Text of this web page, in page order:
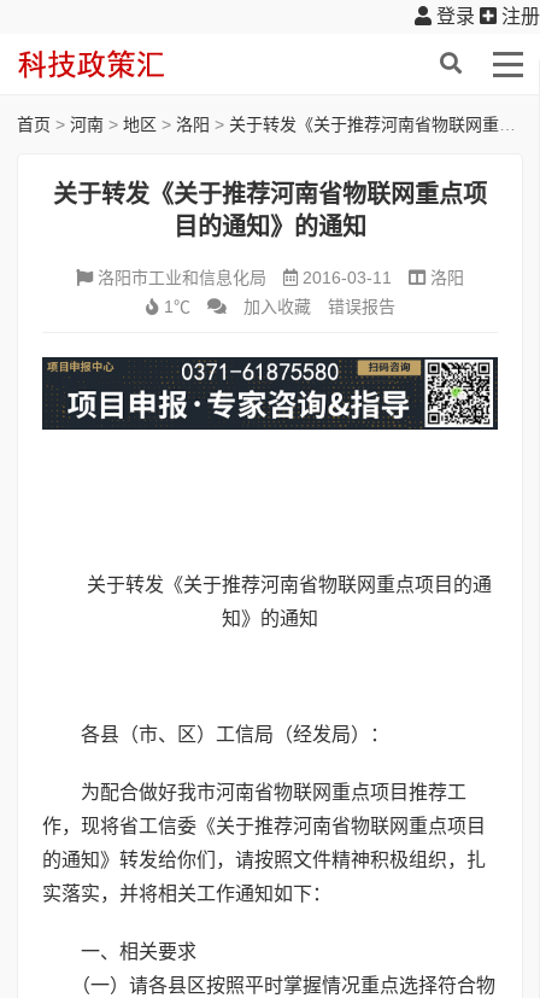
登录 注册
首页 > 河南 > 地区 > 洛阳 > 关于转发《关于推荐河南省物联网重点项目的通知》的通知
关于转发《关于推荐河南省物联网重点项
目的通知》的通知
洛阳市工业和信息化局 2016-03-11
洛阳
1℃
加入收藏 错误报告
关于转发《关于推荐河南省物联网重点项目的通
知》的通知
各县（市、区）工信局（经发局）：
为配合做好我市河南省物联网重点项目推荐工
作，现将省工信委《关于推荐河南省物联网重点项目
的通知》转发给你们，请按照文件精神积极组织，扎
实落实，并将相关工作通知如下：
一、相关要求
（一）请各县区按照平时掌握情况重点选择符合物